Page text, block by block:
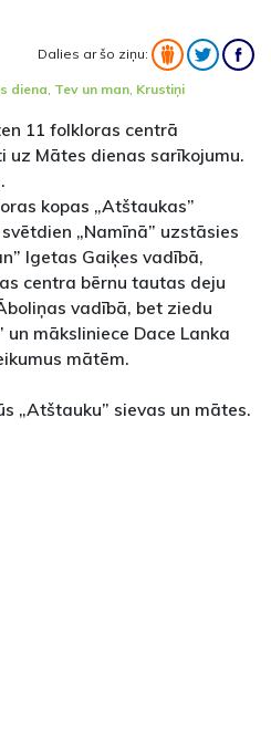
Dalies ar šo ziņu:
diena, Tev un man, Krustiņi
11 folkloras centrā
uz Mātes dienas sarīkojumu.
kopas „Atštaukas”
„Namīnā” uzstāsies
Igetas Gaiķes vadībā,
centra bērnu tautas deju
vadībā, bet ziedu
māksliniece Dace Lanka
mātēm.
„Atštauku” sievas un mātes.